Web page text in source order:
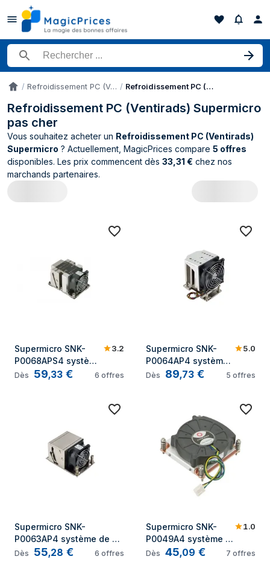
Rechercher un produit
Accueil Refroidissement PC (Ventirads) Refroidissement PC (Ventirads) Supermicro
Refroidissement PC (Ventirads) Supermicro
pas cher
Vous souhaitez acheter un Refroidissement PC (Ventirads)
Supermicro ? Actuellement, MagicPrices compare 5 offres
disponibles. Les prix commencent dès 33,31 € chez nos
marchands partenaires.
Catalogue Supermicro
Supermicro SNK-
P0068APS4 système
de refroidissement
3.2
Dès 59,33 € 6 offres
Supermicro SNK-
P0064AP4 système
de refroidissement
5.0
Dès 89,73 € 5 offres
Supermicro SNK-
P0063AP4 système de
refroidissement
Dès 55,28 € 6 offres
Supermicro SNK-
P0049A4 système
de refroidissement
1.0
Dès 45,09 € 7 offres